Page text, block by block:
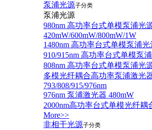
泵浦光源子分类
泵浦光源
980nm 高功率台式单模泵浦光
420mW/600mW/800mW/1W
1480nm 高功率台式单模泵浦光
910/915nm 高功率台式单模泵
808nm 高功率台式单模泵浦光
多模光纤耦合高功率泵浦激光
793/808/915/976nm
976nm 泵浦激光器 480mW
2000nm高功率台式单模光纤耦
More>>
非相干光源子分类